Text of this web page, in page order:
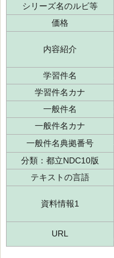
シリーズ名のルビ等
価格
内容紹介
学習件名
学習件名カナ
一般件名
一般件名カナ
一般件名典拠番号
分類：都立NDC10版
テキストの言語
資料情報1
URL